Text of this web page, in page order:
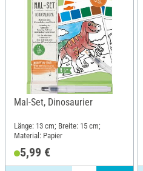
Mal-Set, Dinosaurier
Länge: 13 cm; Breite: 15 cm;
Material: Papier
5,99 €